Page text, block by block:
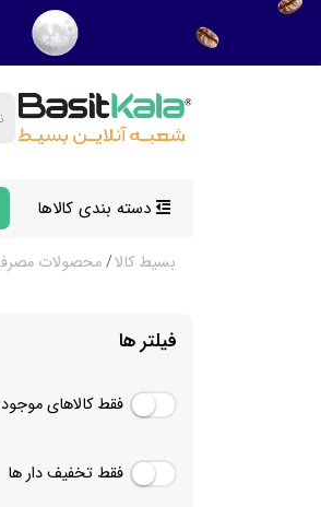
دسته بندی کالاها
بسیط کالا محصولات
فیلتر ها
فقط کالاهای موجود
فقط تخفیف دار ها